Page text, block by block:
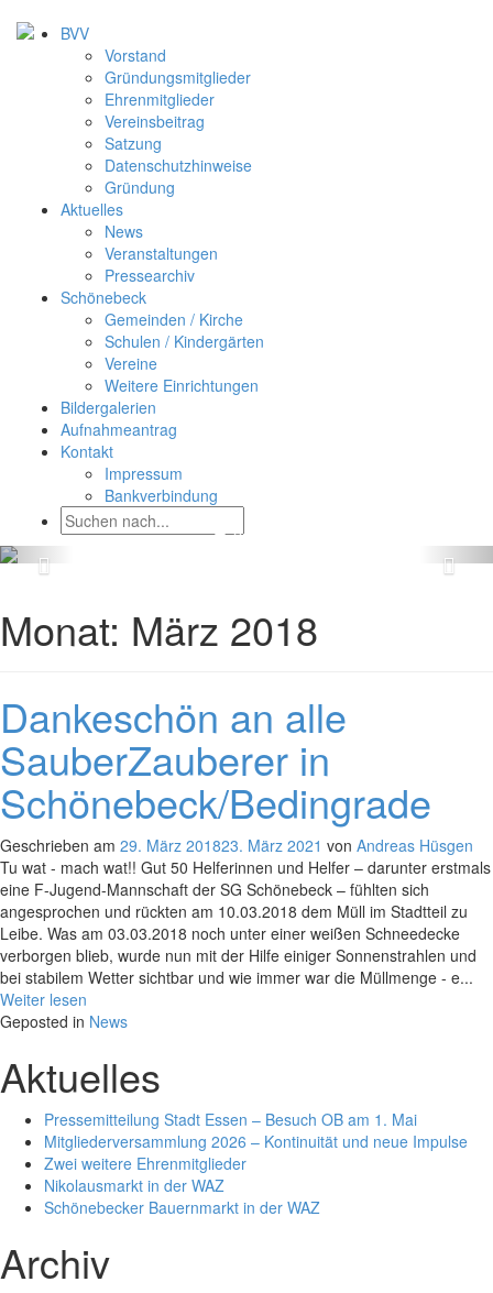
BVV
Vorstand
Gründungsmitglieder
Ehrenmitglieder
Vereinsbeitrag
Satzung
Datenschutzhinweise
Gründung
Aktuelles
News
Veranstaltungen
Pressearchiv
Schönebeck
Gemeinden / Kirche
Schulen / Kindergärten
Vereine
Weitere Einrichtungen
Bildergalerien
Aufnahmeantrag
Kontakt
Impressum
Bankverbindung
Monat: März 2018
Dankeschön an alle
SauberZauberer in
Schönebeck/Bedingrade
Geschrieben am 29. März 201823. März 2021 von Andreas Hüsgen
Tu wat - mach wat!! Gut 50 Helferinnen und Helfer – darunter erstmals
eine F-Jugend-Mannschaft der SG Schönebeck – fühlten sich
angesprochen und rückten am 10.03.2018 dem Müll im Stadtteil zu
Leibe. Was am 03.03.2018 noch unter einer weißen Schneedecke
verborgen blieb, wurde nun mit der Hilfe einiger Sonnenstrahlen und
bei stabilem Wetter sichtbar und wie immer war die Müllmenge - e...
Weiter lesen
Geposted in News
Aktuelles
Pressemitteilung Stadt Essen – Besuch OB am 1. Mai
Mitgliederversammlung 2026 – Kontinuität und neue Impulse
Zwei weitere Ehrenmitglieder
Nikolausmarkt in der WAZ
Schönebecker Bauernmarkt in der WAZ
Archiv